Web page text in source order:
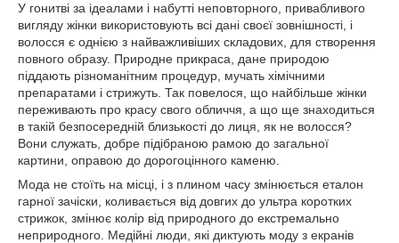
У гонитві за ідеалами і набутті неповторного, привабливого
вигляду жінки використовують всі дані своєї зовнішності, і
волосся є однією з найважливіших складових, для створення
повного образу. Природне прикраса, дане природою
піддають різноманітним процедур, мучать хімічними
препаратами і стрижуть. Так повелося, що найбільше жінки
переживають про красу свого обличчя, а що ще знаходиться
в такій безпосередній близькості до лиця, як не волосся?
Вони служать, добре підібраною рамою до загальної
картини, оправою до дорогоцінного каменю.
Мода не стоїть на місці, і з плином часу змінюється еталон
гарної зачіски, коливається від довгих до ультра коротких
стрижок, змінює колір від природного до екстремально
неприродного. Медійні люди, які диктують моду з екранів